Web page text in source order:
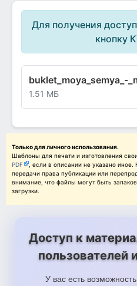
Для получения
кнопку
buklet_moya_semya_-
1.51 МБ
Только для личного использования.
Шаблоны для печати и изготовления
PDF
, если в описании не указано
передачи права публикации или
внимание, что файлы могут быть
загрузки.
Доступ к
пользователей
У вас есть